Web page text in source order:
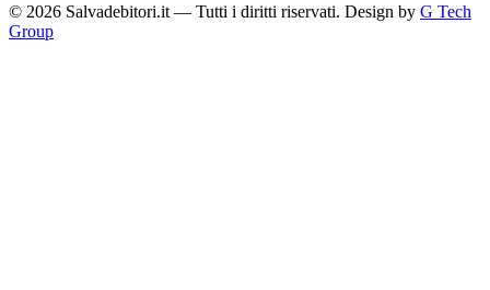
© 2026 Salvadebitori.it — Tutti i diritti riservati. Design by G Tech
Group